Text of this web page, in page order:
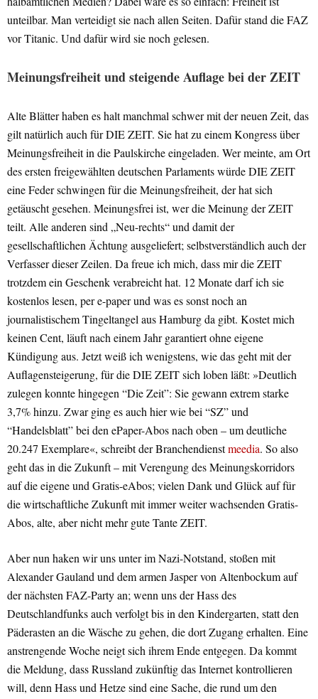
unteilbar. Man verteidigt sie nach allen Seiten. Dafür stand die FAZ
vor Titanic. Und dafür wird sie noch gelesen.
Meinungsfreiheit und steigende Auflage bei der ZEIT
Alte Blätter haben es halt manchmal schwer mit der neuen Zeit, das
gilt natürlich auch für DIE ZEIT. Sie hat zu einem Kongress über
Meinungsfreiheit in die Paulskirche eingeladen. Wer meinte, am Ort
des ersten freigewählten deutschen Parlaments würde DIE ZEIT
eine Feder schwingen für die Meinungsfreiheit, der hat sich
getäuscht gesehen. Meinungsfrei ist, wer die Meinung der ZEIT
teilt. Alle anderen sind „Neu-rechts“ und damit der
gesellschaftlichen Ächtung ausgeliefert; selbstverständlich auch der
Verfasser dieser Zeilen. Da freue ich mich, dass mir die ZEIT
trotzdem ein Geschenk verabreicht hat. 12 Monate darf ich sie
kostenlos lesen, per e-paper und was es sonst noch an
journalistischem Tingeltangel aus Hamburg da gibt. Kostet mich
keinen Cent, läuft nach einem Jahr garantiert ohne eigene
Kündigung aus. Jetzt weiß ich wenigstens, wie das geht mit der
Auflagensteigerung, für die DIE ZEIT sich loben läßt: »Deutlich
zulegen konnte hingegen “Die Zeit”: Sie gewann extrem starke
3,7% hinzu. Zwar ging es auch hier wie bei “SZ” und
“Handelsblatt” bei den ePaper-Abos nach oben – um deutliche
20.247 Exemplare«, schreibt der Branchendienstmeedia. So also
geht das in die Zukunft – mit Verengung des Meinungskorridors
auf die eigene und Gratis-eAbos; vielen Dank und Glück auf für
die wirtschaftliche Zukunft mit immer weiter wachsenden Gratis-
Abos, alte, aber nicht mehr gute Tante ZEIT.
Aber nun haken wir uns unter im Nazi-Notstand, stoßen mit
Alexander Gauland und dem armen Jasper von Altenbockum auf
der nächsten FAZ-Party an; wenn uns der Hass des
Deutschlandfunks auch verfolgt bis in den Kindergarten, statt den
Päderasten an die Wäsche zu gehen, die dort Zugang erhalten. Eine
anstrengende Woche neigt sich ihrem Ende entgegen. Da kommt
die Meldung, dass Russland zukünftig das Internet kontrollieren
will, denn Hass und Hetze sind eine Sache, die rund um den